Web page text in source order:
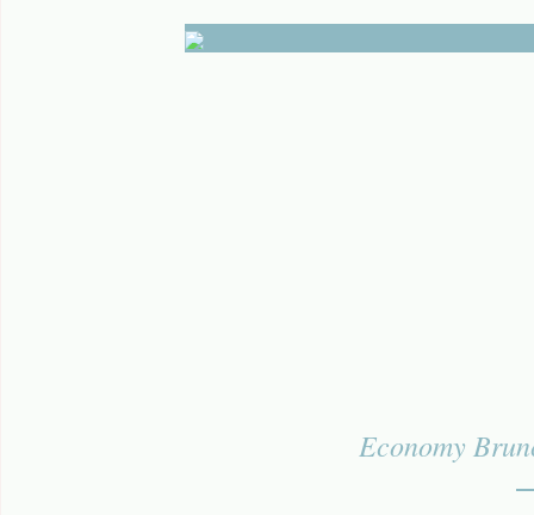
Economy